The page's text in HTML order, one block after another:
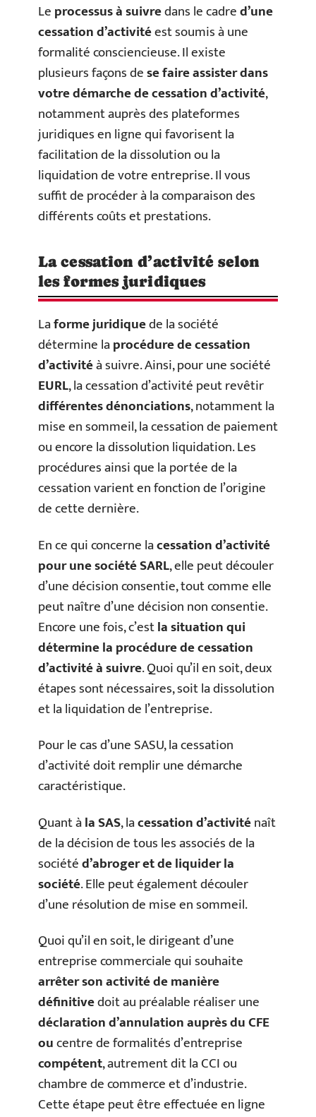
Leprocessus à suivredans le cadred’une
cessation d’activitéest soumis à une
formalité consciencieuse. Il existe
plusieurs façons dese faire assister dans
votre démarche de cessation d’activité,
notamment auprès des plateformes
juridiques en ligne qui favorisent la
facilitation de la dissolution ou la
liquidation de votre entreprise. Il vous
suffit de procéder à la comparaison des
différents coûts et prestations.
La cessation d’activité selon
les formes juridiques
Laforme juridiquede la société
détermine laprocédure de cessation
d’activitéà suivre. Ainsi, pour une société
EURL, la cessation d’activité peut revêtir
différentes dénonciations, notamment la
mise en sommeil, la cessation de paiement
ou encore la dissolution liquidation. Les
procédures ainsi que la portée de la
cessation varient en fonction de l’origine
de cette dernière.
En ce qui concerne lacessation d’activité
pour une société SARL, elle peut découler
d’une décision consentie, tout comme elle
peut naître d’une décision non consentie.
Encore une fois, c’estla situation qui
détermine la procédure de cessation
d’activité à suivre. Quoi qu’il en soit, deux
étapes sont nécessaires, soit la dissolution
et la liquidation de l’entreprise.
Pour le cas d’une SASU, la cessation
d’activité doit remplir une démarche
caractéristique.
Quant àla SAS, lacessation d’activiténaît
de la décision de tous les associés de la
sociétéd’abroger et de liquider la
société. Elle peut également découler
d’une résolution de mise en sommeil.
Quoi qu’il en soit, le dirigeant d’une
entreprise commerciale qui souhaite
arrêter son activité de manière
définitivedoit au préalable réaliser une
déclaration d’annulation auprès du CFE
oucentre de formalités d’entreprise
compétent, autrement dit la CCI ou
chambre de commerce et d’industrie.
Cette étape peut être effectuée en ligne